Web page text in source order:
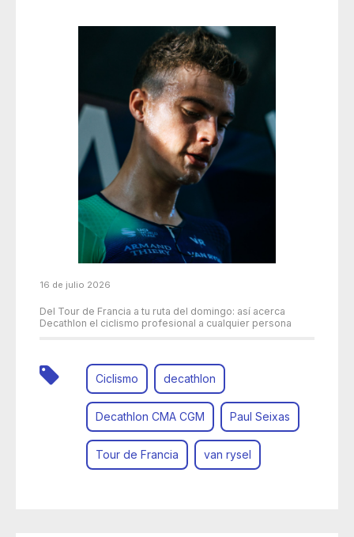
16 de julio 2026
Del Tour de Francia a tu ruta del domingo: así acerca
Decathlon el ciclismo profesional a cualquier persona
Ciclismo decathlon
Decathlon CMA CGM Paul Seixas
Tour de Francia van rysel